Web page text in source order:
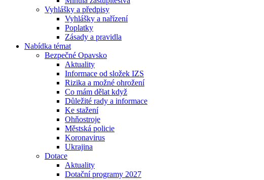
Vyhlášky a předpisy
Vyhlášky a nařízení
Poplatky
Zásady a pravidla
Nabídka témat
Bezpečné Opavsko
Aktuality
Informace od složek IZS
Rizika a možné ohrožení
Co mám dělat když
Důležité rady a informace
Ke stažení
Ohňostroje
Městská policie
Koronavirus
Ukrajina
Dotace
Aktuality
Dotační programy 2027